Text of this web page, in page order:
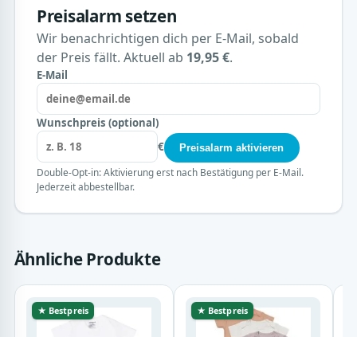
Preisalarm setzen
Wir benachrichtigen dich per E-Mail, sobald
der Preis fällt. Aktuell ab 19,95 €.
E-Mail
Wunschpreis (optional)
€
Preisalarm aktivieren
Double-Opt-in: Aktivierung erst nach Bestätigung per E-Mail.
Jederzeit abbestellbar.
Ähnliche Produkte
★ Bestpreis ★ Bestpreis